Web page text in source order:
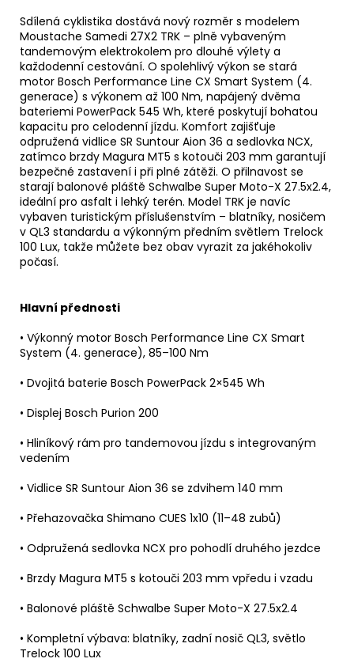
Sdílená cyklistika dostává nový rozměr s modelem
Moustache Samedi 27X2 TRK – plně vybaveným
tandemovým elektrokolem pro dlouhé výlety a
každodenní cestování. O spolehlivý výkon se stará
motor Bosch Performance Line CX Smart System (4.
generace) s výkonem až 100 Nm, napájený dvěma
bateriemi PowerPack 545 Wh, které poskytují bohatou
kapacitu pro celodenní jízdu. Komfort zajišťuje
odpružená vidlice SR Suntour Aion 36 a sedlovka NCX,
zatímco brzdy Magura MT5 s kotouči 203 mm garantují
bezpečné zastavení i při plné zátěži. O přilnavost se
starají balonové pláště Schwalbe Super Moto-X 27.5x2.4,
ideální pro asfalt i lehký terén. Model TRK je navíc
vybaven turistickým příslušenstvím – blatníky, nosičem
v QL3 standardu a výkonným předním světlem Trelock
100 Lux, takže můžete bez obav vyrazit za jakéhokoliv
počasí.
Hlavní přednosti
• Výkonný motor Bosch Performance Line CX Smart
System (4. generace), 85–100 Nm
• Dvojitá baterie Bosch PowerPack 2×545 Wh
• Displej Bosch Purion 200
• Hliníkový rám pro tandemovou jízdu s integrovaným
vedením
• Vidlice SR Suntour Aion 36 se zdvihem 140 mm
• Přehazovačka Shimano CUES 1x10 (11–48 zubů)
• Odpružená sedlovka NCX pro pohodlí druhého jezdce
• Brzdy Magura MT5 s kotouči 203 mm vpředu i vzadu
• Balonové pláště Schwalbe Super Moto-X 27.5x2.4
• Kompletní výbava: blatníky, zadní nosič QL3, světlo
Trelock 100 Lux